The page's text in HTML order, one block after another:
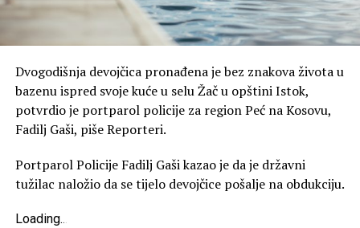
Dvogodišnja devojčica pronađena je bez znakova života u
bazenu ispred svoje kuće u selu Žač u opštini Istok,
potvrdio je portparol policije za region Peć na Kosovu,
Fadilj Gaši, piše Reporteri.
Portparol Policije Fadilj Gaši kazao je da je državni
tužilac naložio da se tijelo devojčice pošalje na obdukciju.
Loading...